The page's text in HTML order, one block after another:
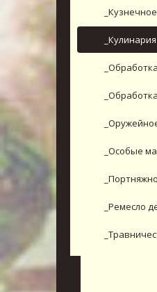
_Кулинария
_Особые
_Ремесло